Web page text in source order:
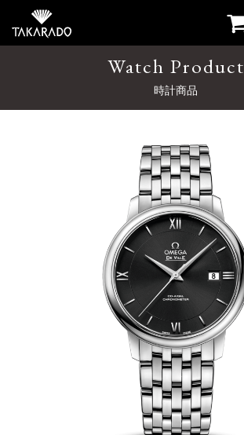
Watch Product
時計商品